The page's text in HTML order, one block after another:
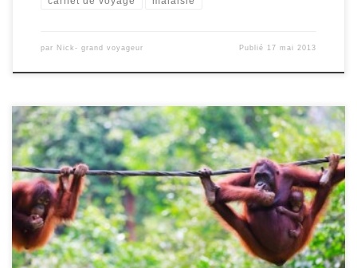
par Nick- grand voyageur Publié 17 mai 2013
Pour les ponts de mai japonais (appelé Golden Week) on va partir
deux semaines à Sabah, au nord de Bornéo en Malaisie. Ca fait un
moment que j’ai préparé notre voyage. J’adore rechercher des
nouveaux endroits, car ça fait déjà rêver avant d’y aller. Pour
l’itinéraire je me suis inspiré par […]